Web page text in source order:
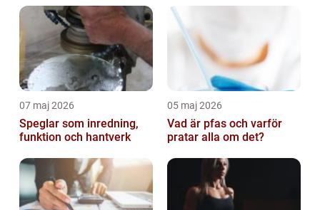
07 maj 2026
Speglar som inredning,
funktion och hantverk
05 maj 2026
Vad är pfas och varför
pratar alla om det?